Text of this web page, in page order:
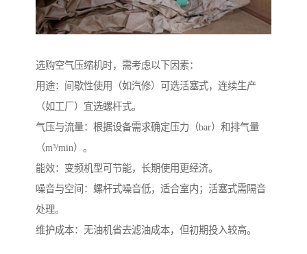
选购空气压缩机时，需考虑以下因素：
用途：间歇性使用（如汽修）可选活塞式，连续生产
（如工厂）宜选螺杆式。
气压与流量：根据设备需求确定压力（bar）和排气量
（m³/min）。
能效：变频机型可节能，长期使用更经济。
噪音与空间：螺杆式噪音低，适合室内；活塞式需隔音
处理。
维护成本：无油机省去滤油成本，但初期投入较高。